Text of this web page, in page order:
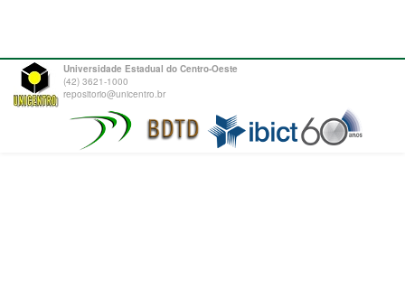
Universidade Estadual do Centro-Oeste
(42) 3621-1000
repositorio@unicentro.br